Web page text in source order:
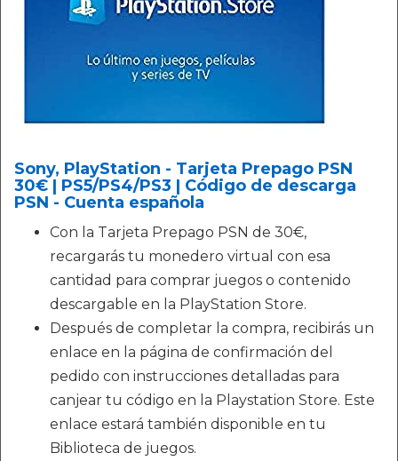
Sony, PlayStation - Tarjeta Prepago PSN
30€ | PS5/PS4/PS3 | Código de descarga
PSN - Cuenta española
Con la Tarjeta Prepago PSN de 30€,
recargarás tu monedero virtual con esa
cantidad para comprar juegos o contenido
descargable en la PlayStation Store.
Después de completar la compra, recibirás un
enlace en la página de confirmación del
pedido con instrucciones detalladas para
canjear tu código en la Playstation Store. Este
enlace estará también disponible en tu
Biblioteca de juegos.